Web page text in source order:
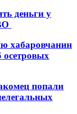
деньги у
хабаровчанин
попали